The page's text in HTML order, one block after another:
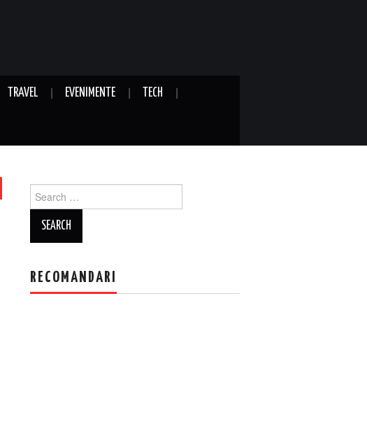
TRAVEL EVENIMENTE TECH
for:
RECOMANDARI